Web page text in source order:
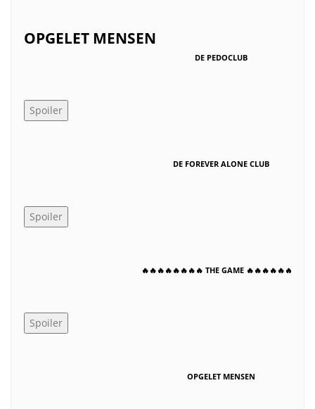
OPGELET MENSEN
DE PEDOCLUB
DE FOREVER ALONE CLUB
🔥🔥🔥🔥🔥🔥🔥🔥 THE GAME 🔥🔥🔥🔥🔥🔥🔥
OPGELET MENSEN